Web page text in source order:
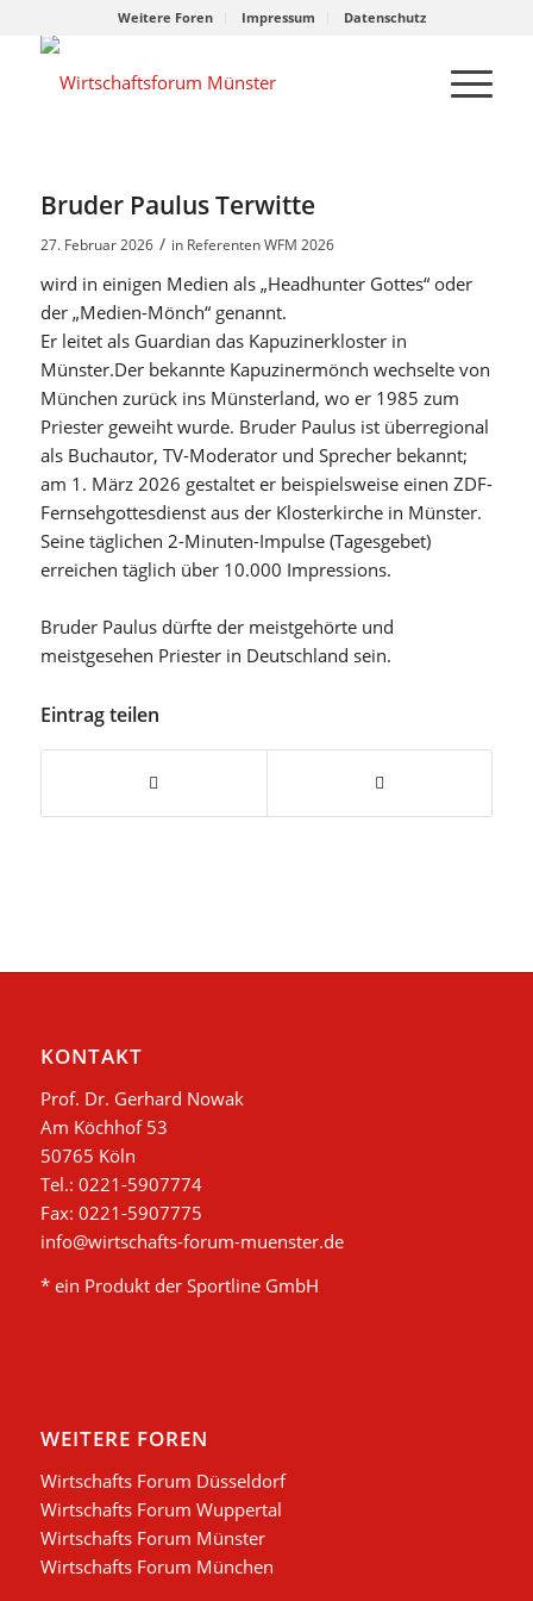
Weitere Foren Impressum Datenschutz
Bruder Paulus Terwitte
27. Februar 2026 / in Referenten WFM 2026
wird in einigen Medien als „Headhunter Gottes“ oder
der „Medien-Mönch“ genannt.
Er leitet als Guardian das Kapuzinerkloster in
Münster.Der bekannte Kapuzinermönch wechselte von
München zurück ins Münsterland, wo er 1985 zum
Priester geweiht wurde. Bruder Paulus ist überregional
als Buchautor, TV-Moderator und Sprecher bekannt;
am 1. März 2026 gestaltet er beispielsweise einen ZDF-
Fernsehgottesdienst aus der Klosterkirche in Münster.
Seine täglichen 2-Minuten-Impulse (Tagesgebet)
erreichen täglich über 10.000 Impressions.
Bruder Paulus dürfte der meistgehörte und
meistgesehen Priester in Deutschland sein.
Eintrag teilen
KONTAKT
Prof. Dr. Gerhard Nowak
Am Köchhof 53
50765 Köln
Tel.: 0221-5907774
Fax: 0221-5907775
info@wirtschafts-forum-muenster.de
* ein Produkt der Sportline GmbH
WEITERE FOREN
Wirtschafts Forum Düsseldorf
Wirtschafts Forum Wuppertal
Wirtschafts Forum Münster
Wirtschafts Forum München